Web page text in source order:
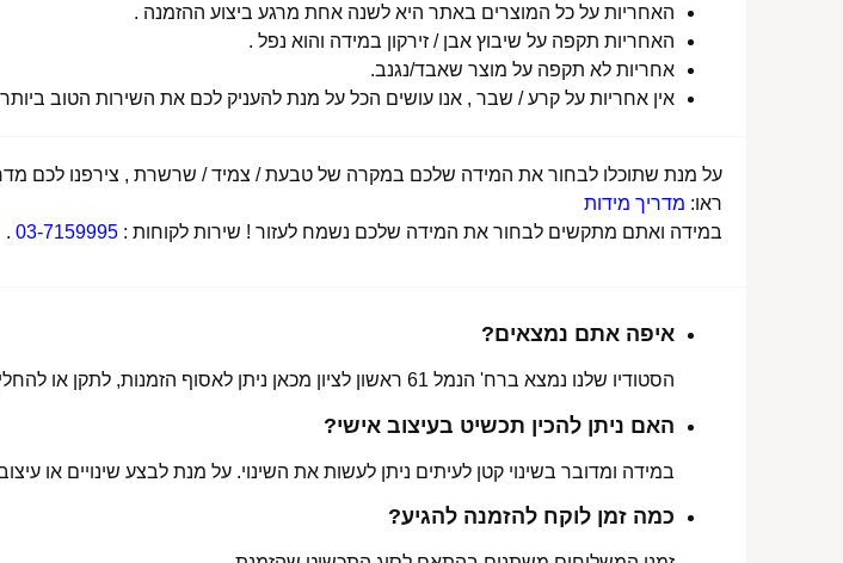
האחריות על כל המוצרים באתר היא לשנה אחת מרגע ביצוע ההזמנה .
האחריות תקפה על שיבוץ אבן / זירקון במידה והוא נפל .
אחריות לא תקפה על מוצר שאבד/נגנב.
אין אחריות על קרע / שבר , אנו עושים הכל על מנת להעניק לכם את השירות הטוב
על מנת שתוכלו לבחור את המידה שלכם במקרה של טבעת / צמיד / שרשרת , צירפנו לכם
ראו: מדריך מידות
במידה ואתם מתקשים לבחור את המידה שלכם נשמח לעזור ! שירות לקוחות : 03-7159995
.
איפה אתם נמצאים?
הסטודיו שלנו נמצא ברח' הנמל 61 ראשון לציון מכאן ניתן לאסוף הזמנות, לתקן או להחליף מידה.
האם ניתן להכין תכשיט בעיצוב אישי?
במידה ומדובר בשינוי קטן לעיתים ניתן לעשות את השינוי. על מנת לבצע שינויים או
כמה זמן לוקח להזמנה להגיע?